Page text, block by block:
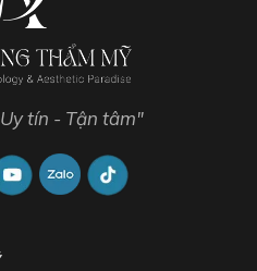
tín - Tận tâm"